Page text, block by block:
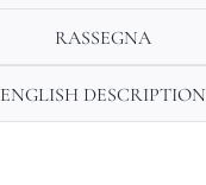
RASSEGNA
ENGLISH DESCRIPTION